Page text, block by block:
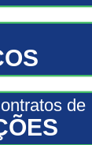
de